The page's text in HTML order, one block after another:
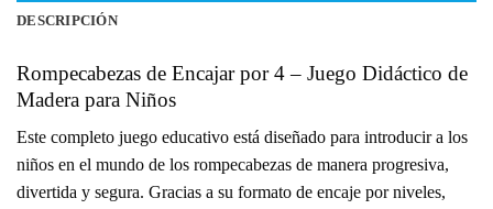
DESCRIPCIÓN
Rompecabezas de Encajar por 4 – Juego Didáctico de
Madera para Niños
Este completo juego educativo está diseñado para introducir a los
niños en el mundo de los rompecabezas de manera progresiva,
divertida y segura. Gracias a su formato de encaje por niveles,